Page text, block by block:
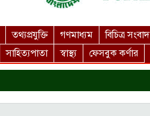
তথ্যপ্রযুক্তি গণমাধ্যম বিচিত্র সংবাদ
সাহিত্যপাতা স্বাস্থ্য ফেসবুক কর্ণার